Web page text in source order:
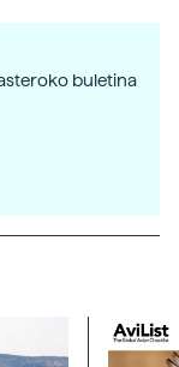
buletina